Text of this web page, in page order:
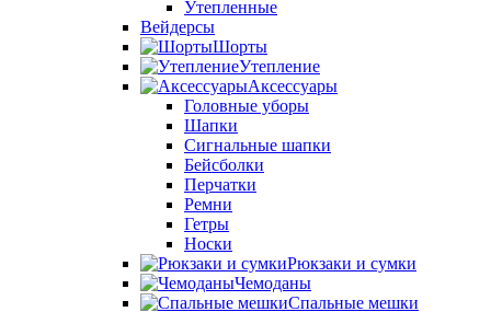
Утепленные
Вейдерсы
Шорты
Утепление
Аксессуары
Головные уборы
Шапки
Сигнальные шапки
Бейсболки
Перчатки
Ремни
Гетры
Носки
Рюкзаки и сумки
Чемоданы
Спальные мешки